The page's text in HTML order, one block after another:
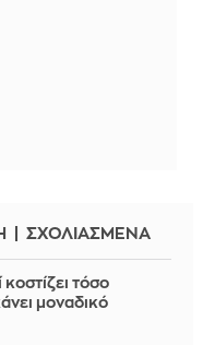
ΣΧΟΛΙΑΣΜΕΝΑ
κοστίζει τόσο
μοναδικό